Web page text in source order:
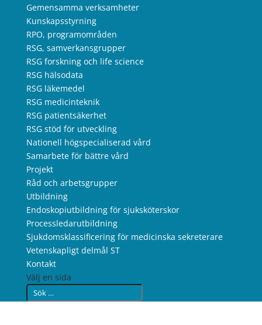
Gemensamma verksamheter
Kunskapsstyrning
RPO, programområden
RSG, samverkansgrupper
RSG forskning och life science
RSG hälsodata
RSG läkemedel
RSG medicinteknik
RSG patientsäkerhet
RSG stöd för utveckling
Nationell högspecialiserad vård
Samarbete för bättre vård
Projekt
Råd och arbetsgrupper
Utbildning
Endoskopiutbildning för sjuksköterskor
Processledarutbildning
Sjukdomsklassificering för medicinska sekreterare
Vetenskapligt delmål ST
Kontakt
Välj en sida